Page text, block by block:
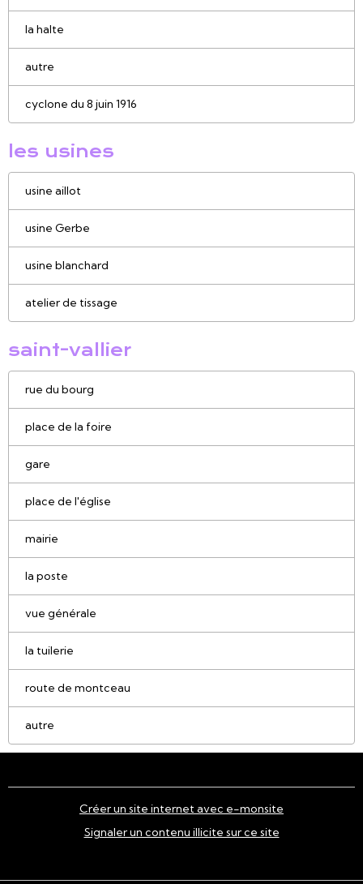
la halte
autre
cyclone du 8 juin 1916
les usines
usine aillot
usine Gerbe
usine blanchard
atelier de tissage
saint-vallier
rue du bourg
place de la foire
gare
place de l'église
mairie
la poste
vue générale
la tuilerie
route de montceau
autre
Créer un site internet avec e-monsite
Signaler un contenu illicite sur ce site